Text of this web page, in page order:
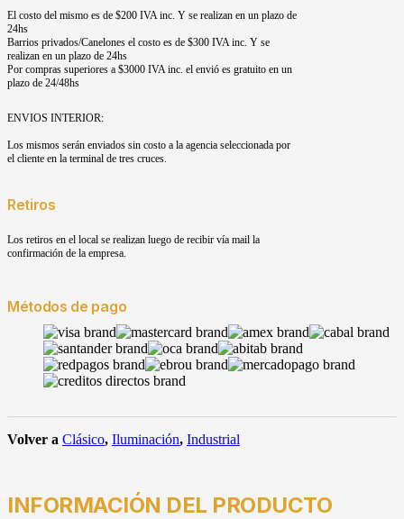
El costo del mismo es de $200 IVA inc. Y se realizan en un plazo de
24hs
Barrios privados/Canelones el costo es de $300 IVA inc. Y se
realizan en un plazo de 24hs
Por compras superiores a $3000 IVA inc. el envió es gratuito en un
plazo de 24/48hs
ENVIOS INTERIOR:
Los mismos serán enviados sin costo a la agencia seleccionada por
el cliente en la terminal de tres cruces.
Retiros
Los retiros en el local se realizan luego de recibir vía mail la
confirmación de la empresa.
Métodos de pago
Volver a Clásico, Iluminación, Industrial
INFORMACIÓN DEL PRODUCTO